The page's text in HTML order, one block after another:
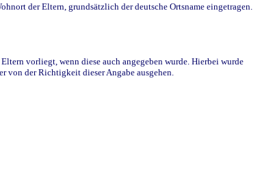
der Eltern, grundsätzlich der deutsche Ortsname eingetragen.
vorliegt, wenn diese auch angegeben wurde. Hierbei wurde
von der Richtigkeit dieser Angabe ausgehen.